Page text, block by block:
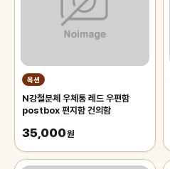
옥션
N강철분체 우체통 레드 우편함
postbox 편지함 건의함
35,000원